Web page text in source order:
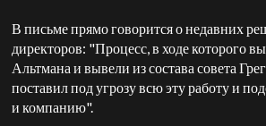
В письме прямо говорится о недавних
директоров: "Процесс, в ходе которого
Альтмана и вывели из состава совета
поставил под угрозу всю эту работу и
и компанию".